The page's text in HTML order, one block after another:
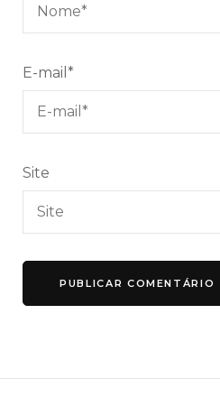
E-mail *
Site